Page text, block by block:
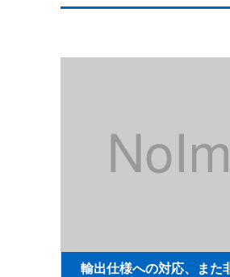
輸出仕様への対応、また